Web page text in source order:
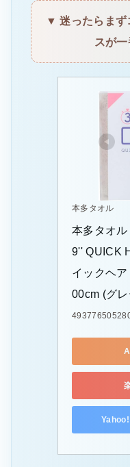
▼ 迷ったらまず
スが
本多タオル
本多タオ
9'' QUICK
イックヘ
00cm (グ